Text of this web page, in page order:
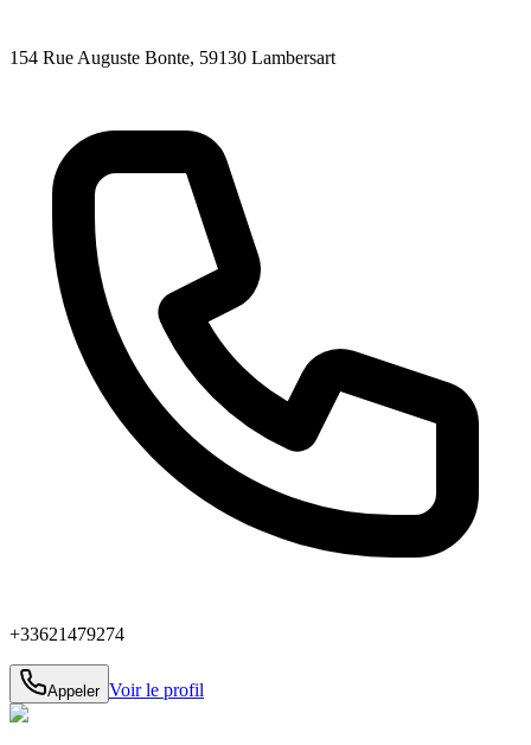
154 Rue Auguste Bonte, 59130 Lambersart
+33621479274
Appeler Voir le profil